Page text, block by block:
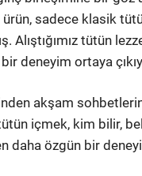
ürün, sadece klasik
Alıştığımız tütün
deneyim ortaya
akşam
içmek, kim bilir,
daha özgün bir